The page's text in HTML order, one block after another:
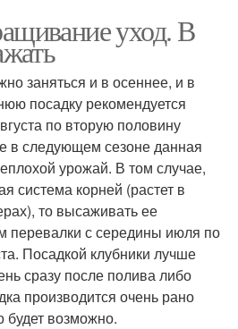
уход. В
заняться и в осеннее, и в
посадку рекомендуется
по вторую половину
в следующем сезоне данная
урожай. В том случае,
система корней (растет в
то высаживать ее
перевалки с середины июля по
Посадкой клубники лучше
сразу после полива либо
производится очень рано
будет возможно.